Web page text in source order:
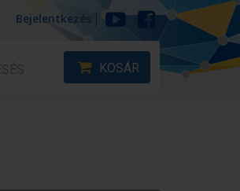
Bejelentkezés
KOSÁR